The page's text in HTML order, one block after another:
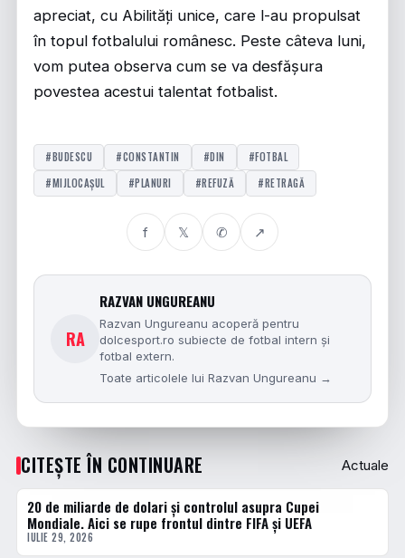
apreciat, cu Abilități unice, care l-au propulsat
în topul fotbalului românesc. Peste câteva luni,
vom putea observa cum se va desfășura
povestea acestui talentat fotbalist.
#BUDESCU #CONSTANTIN #DIN
#FOTBAL
#MIJLOCAȘUL
#PLANURI #REFUZĂ #RETRAGĂ
f 𝕏 ✆ ↗
RA
RAZVAN UNGUREANU
Razvan Ungureanu acoperă pentru
dolcesport.ro subiecte de fotbal intern și
fotbal extern.
Toate articolele lui Razvan Ungureanu →
CITEȘTE ÎN CONTINUARE Actuale
ACTUALE
20 de miliarde de dolari și controlul asupra Cupei
Mondiale. Aici se rupe frontul dintre FIFA și UEFA
IULIE 29, 2026